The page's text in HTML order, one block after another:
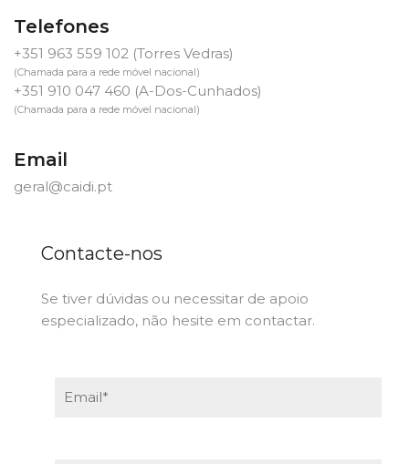
Telefones
+351 963 559 102 (Torres Vedras)
(Chamada para a rede móvel nacional)
+351 910 047 460 (A-Dos-Cunhados)
(Chamada para a rede móvel nacional)
Email
geral@caidi.pt
Contacte-nos
Se tiver dúvidas ou necessitar de apoio
especializado, não hesite em contactar.